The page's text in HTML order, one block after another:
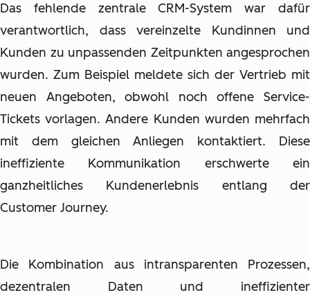
Das fehlende zentrale CRM-System war dafür
verantwortlich, dass vereinzelte Kundinnen und
Kunden zu unpassenden Zeitpunkten angesprochen
wurden. Zum Beispiel meldete sich der Vertrieb mit
neuen Angeboten, obwohl noch offene Service-
Tickets vorlagen. Andere Kunden wurden mehrfach
mit dem gleichen Anliegen kontaktiert. Diese
ineffiziente Kommunikation erschwerte ein
ganzheitliches Kundenerlebnis entlang der
Customer Journey.
Die Kombination aus intransparenten Prozessen,
dezentralen Daten und ineffizienter